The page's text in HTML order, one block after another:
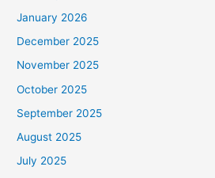
January 2026
December 2025
November 2025
October 2025
September 2025
August 2025
July 2025